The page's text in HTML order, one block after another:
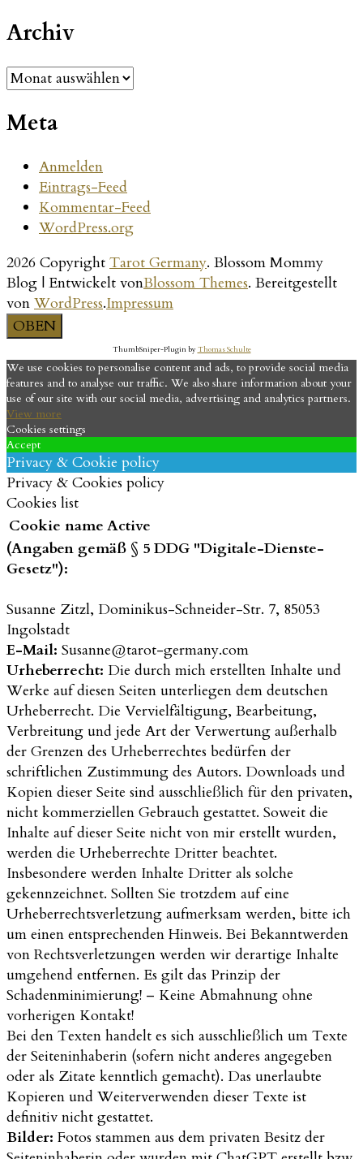
Archiv
Archiv
Meta
Anmelden
Eintrags-Feed
Kommentar-Feed
WordPress.org
2026 Copyright Tarot Germany. Blossom Mommy
Blog | Entwickelt vonBlossom Themes. Bereitgestellt
von WordPress.Impressum
OBEN
ThumbSniper-Plugin by Thomas Schulte
We use cookies to personalise content and ads, to provide social media
features and to analyse our traffic. We also share information about your
use of our site with our social media, advertising and analytics partners.
View more
Cookies settings
Accept
Privacy & Cookie policy
Privacy & Cookies policy
Cookies list
Cookie name Active
(Angaben gemäß § 5 DDG "Digitale-Dienste-
Gesetz"):
Susanne Zitzl, Dominikus-Schneider-Str. 7, 85053
Ingolstadt
E-Mail: Susanne@tarot-germany.com
Urheberrecht: Die durch mich erstellten Inhalte und
Werke auf diesen Seiten unterliegen dem deutschen
Urheberrecht. Die Vervielfältigung, Bearbeitung,
Verbreitung und jede Art der Verwertung außerhalb
der Grenzen des Urheberrechtes bedürfen der
schriftlichen Zustimmung des Autors. Downloads und
Kopien dieser Seite sind ausschließlich für den privaten,
nicht kommerziellen Gebrauch gestattet. Soweit die
Inhalte auf dieser Seite nicht von mir erstellt wurden,
werden die Urheberrechte Dritter beachtet.
Insbesondere werden Inhalte Dritter als solche
gekennzeichnet. Sollten Sie trotzdem auf eine
Urheberrechtsverletzung aufmerksam werden, bitte ich
um einen entsprechenden Hinweis. Bei Bekanntwerden
von Rechtsverletzungen werden wir derartige Inhalte
umgehend entfernen. Es gilt das Prinzip der
Schadenminimierung! – Keine Abmahnung ohne
vorherigen Kontakt!
Bei den Texten handelt es sich ausschließlich um Texte
der Seiteninhaberin (sofern nicht anderes angegeben
oder als Zitate kenntlich gemacht). Das unerlaubte
Kopieren und Weiterverwenden dieser Texte ist
definitiv nicht gestattet.
Bilder: Fotos stammen aus dem privaten Besitz der